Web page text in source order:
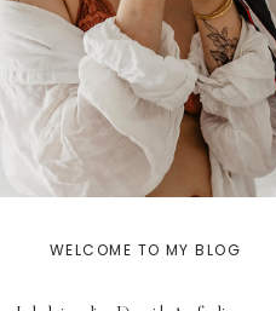
WELCOME TO MY BLOG